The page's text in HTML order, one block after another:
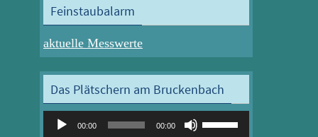
Feinstaubalarm
aktuelle Messwerte
Das Plätschern am Bruckenbach
Audio-00:00 00:00
Pfeiltasten